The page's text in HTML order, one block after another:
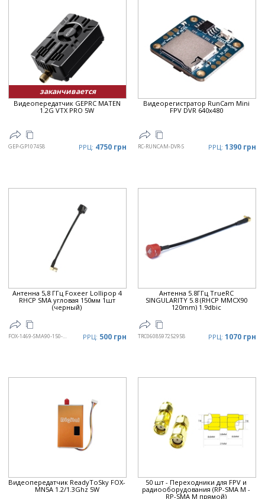
Цена ▲
Цена ▼
заканчивается
Видеопередатчик GEPRC MATEN
1.2G VTX PRO 5W
GEP-GP107458 РРЦ: 4750 грн
Видеорегистратор RunCam Mini
FPV DVR 640x480
RC-RUNCAM-DVR-S РРЦ: 1390 грн
Антенна 5,8 ГГц Foxeer Lollipop 4
RHCP SMA угловая 150мм 1шт
(черный)
FOX-1469-SMA90-150-BL РРЦ: 500 грн
Антенна 5.8ГГц TrueRC
SINGULARITY 5.8 (RHCP MMCX90
120mm) 1.9dbic
TRC0608597252958 РРЦ: 1070 грн
Видеопередатчик ReadyToSky FOX-
MN5A 1.2/1.3Ghz 5W
50 шт - Переходники для FPV и
радиооборудования (RP-SMA M -
RP-SMA M прямой)